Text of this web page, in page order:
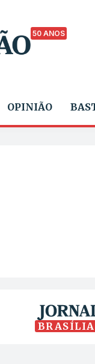
50 ANOS
OPINIÃO